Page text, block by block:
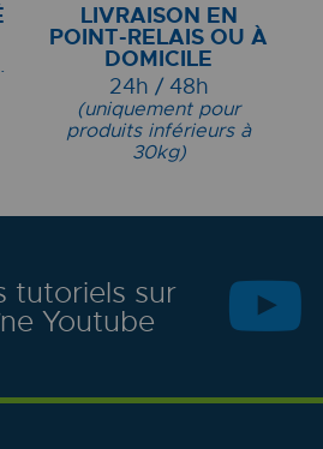
LIVRAISON EN
POINT-RELAIS OU À
DOMICILE
24h / 48h
(uniquement pour
produits inférieurs à
30kg)
tutoriels sur
Youtube